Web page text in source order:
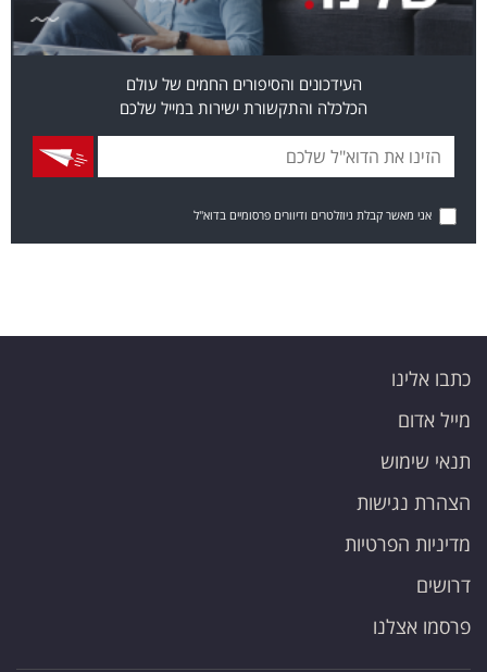
העידכונים והסיפורים החמים של עולם
הכלכלה והתקשורת ישירות במייל שלכם
אני מאשר קבלת ניוזלטרים ודיוורים פרסומיים בדוא"ל
כתבו אלינו
מייל אדום
תנאי שימוש
הצהרת נגישות
מדיניות הפרטיות
דרושים
פרסמו אצלנו